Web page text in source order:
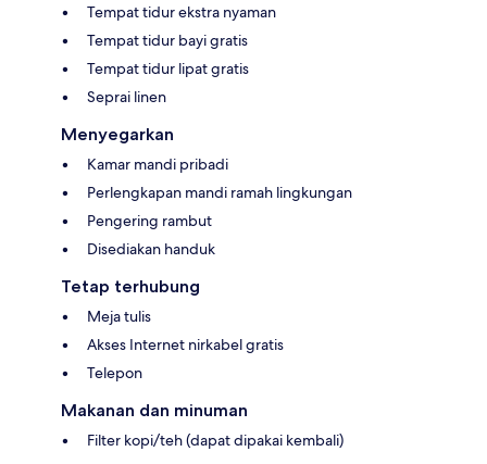
Tempat tidur ekstra nyaman
Tempat tidur bayi gratis
Tempat tidur lipat gratis
Seprai linen
Menyegarkan
Kamar mandi pribadi
Perlengkapan mandi ramah lingkungan
Pengering rambut
Disediakan handuk
Tetap terhubung
Meja tulis
Akses Internet nirkabel gratis
Telepon
Makanan dan minuman
Filter kopi/teh (dapat dipakai kembali)